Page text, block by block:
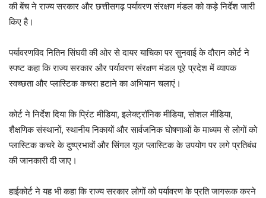
की बेंच ने राज्य सरकार और छत्तीसगढ़ पर्यावरण संरक्षण मंडल को कड़े निर्देश जारी
किए है।
पर्यावरणविद नितिन सिंघवी की ओर से दायर याचिका पर सुनवाई के दौरान कोर्ट ने
स्पष्ट कहा कि राज्य सरकार और पर्यावरण संरक्षण मंडल पूरे प्रदेश में व्यापक
स्वच्छता और प्लास्टिक कचरा हटाने का अभियान चलाएं।
कोर्ट ने निर्देश दिया कि प्रिंट मीडिया, इलेक्ट्रॉनिक मीडिया, सोशल मीडिया,
शैक्षणिक संस्थानों, स्थानीय निकायों और सार्वजनिक घोषणाओं के माध्यम से लोगों को
प्लास्टिक कचरे के दुष्प्रभावों और सिंगल यूज प्लास्टिक के उपयोग पर लगे प्रतिबंध
की जानकारी दी जाए।
हाईकोर्ट ने यह भी कहा कि राज्य सरकार लोगों को पर्यावरण के प्रति जागरूक करने